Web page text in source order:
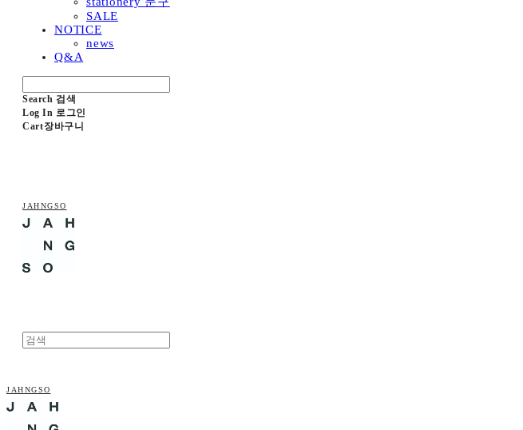
SALE
NOTICE
news
Q&A
Search 검색
Log In 로그인
Cart장바구니
JAHNGSO
JAHNGSO